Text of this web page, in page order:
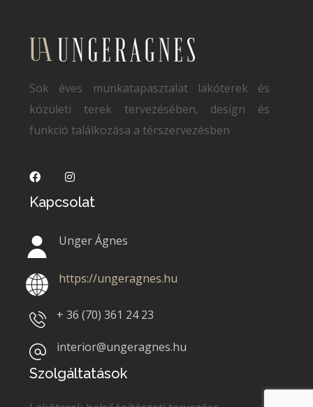
Sok éves munkatapasztalat lakóterek és
közületi terek tervezésében, design és
funkció találkozása a térszervezésben
Kapcsolat
Unger Ágnes
https://ungeragnes.hu
+ 36 (70)361 24 23
interior@ungeragnes.hu
Szolgáltatások